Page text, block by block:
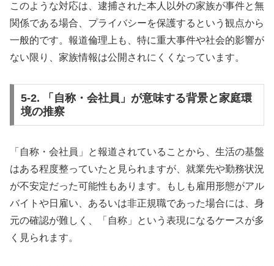
このような対応は、逮捕された本人以外の家族が事件と無
関係である場合、プライバシーを保護するという観点から
一般的です。報道倫理上も、特に重大事件や社会的影響が
ない限り、家族情報は公開されにくくなっています。
5-2. 「自称・会社員」が意味する背景と家庭環
境の推察
「自称・会社員」と報道されていることから、生活の基盤
はある程度整っていたと見られますが、就業先や勤務状況
が不安定だった可能性もあります。もしも雇用形態がアル
バイトや日雇い、あるいは非正規職であった場合には、身
元の確認が難しく、「自称」という表現になるケースが多
く見られます。